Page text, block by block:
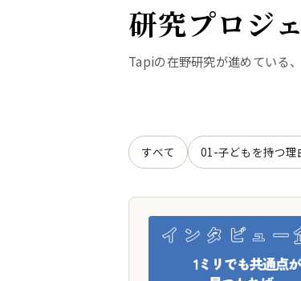
研究プロジ
Tapiの在野研究が進めている
すべて 01-子どもを持つ理